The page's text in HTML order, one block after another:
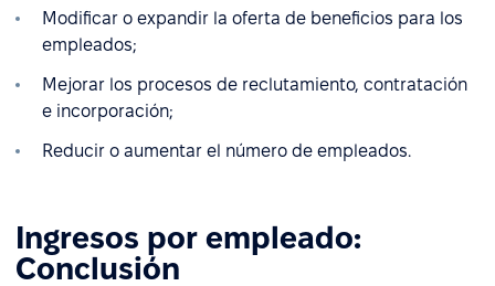
Modificar o expandir la oferta de beneficios para los
empleados;
Mejorar los procesos de reclutamiento, contratación
e incorporación;
Reducir o aumentar el número de empleados.
Ingresos por empleado:
Conclusión